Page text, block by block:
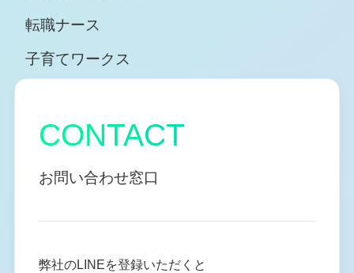
転職ナース
子育てワークス
CONTACT
お問い合わせ窓口
弊社のLINEを登録いただくと